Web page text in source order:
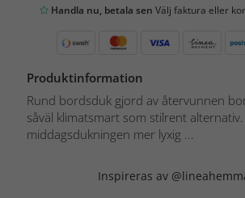
Handla nu, betala sen Välj faktura eller
Produktinformation
Rund bordsduk gjord av återvunnen
såväl klimatsmart som stilrent
middagsdukningen mer lyxig ...
Inspireras av